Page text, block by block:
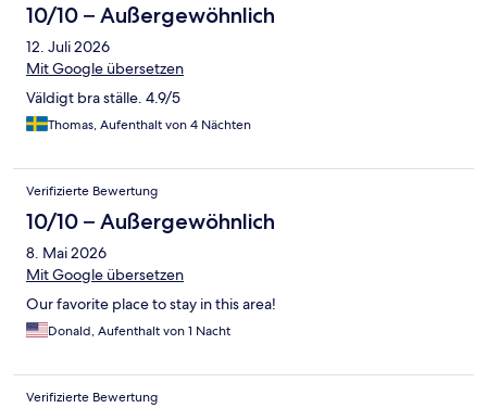
10/10 – Außergewöhnlich
12. Juli 2026
Mit Google übersetzen
Väldigt bra ställe. 4.9/5
Thomas, Aufenthalt von 4 Nächten
Verifizierte Bewertung
10/10 – Außergewöhnlich
8. Mai 2026
Mit Google übersetzen
Our favorite place to stay in this area!
Donald, Aufenthalt von 1 Nacht
Verifizierte Bewertung